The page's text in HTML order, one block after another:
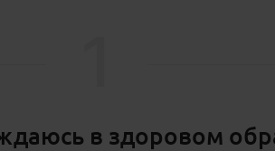
в здоровом